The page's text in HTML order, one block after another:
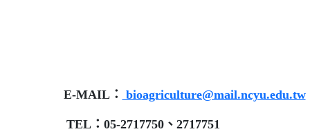
E-MAIL： bioagriculture@mail.ncyu.edu.tw
TEL：05-2717750、2717751